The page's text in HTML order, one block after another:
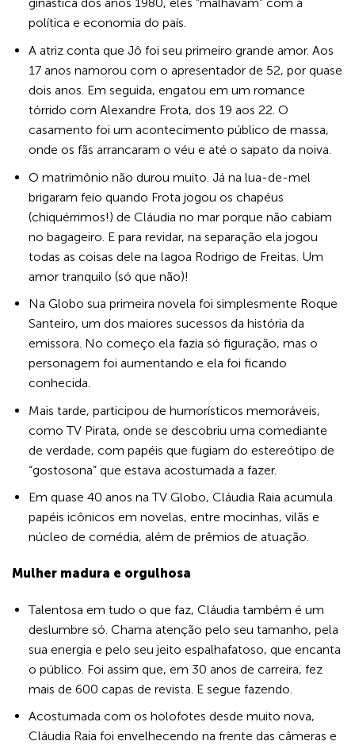
ginástica dos anos 1980, eles “malhavam” com a
política e economia do país.
A atriz conta que Jô foi seu primeiro grande amor. Aos
17 anos namorou com o apresentador de 52, por quase
dois anos. Em seguida, engatou em um romance
tórrido com Alexandre Frota, dos 19 aos 22. O
casamento foi um acontecimento público de massa,
onde os fãs arrancaram o véu e até o sapato da noiva.
O matrimônio não durou muito. Já na lua-de-mel
brigaram feio quando Frota jogou os chapéus
(chiquérrimos!) de Cláudia no mar porque não cabiam
no bagageiro. E para revidar, na separação ela jogou
todas as coisas dele na lagoa Rodrigo de Freitas. Um
amor tranquilo (só que não)!
Na Globo sua primeira novela foi simplesmente Roque
Santeiro, um dos maiores sucessos da história da
emissora. No começo ela fazia só figuração, mas o
personagem foi aumentando e ela foi ficando
conhecida.
Mais tarde, participou de humorísticos memoráveis,
como TV Pirata, onde se descobriu uma comediante
de verdade, com papéis que fugiam do estereótipo de
“gostosona” que estava acostumada a fazer.
Em quase 40 anos na TV Globo, Cláudia Raia acumula
papéis icônicos em novelas, entre mocinhas, vilãs e
núcleo de comédia, além de prêmios de atuação.
Mulher madura e orgulhosa
Talentosa em tudo o que faz, Cláudia também é um
deslumbre só. Chama atenção pelo seu tamanho, pela
sua energia e pelo seu jeito espalhafatoso, que encanta
o público. Foi assim que, em 30 anos de carreira, fez
mais de 600 capas de revista. E segue fazendo.
Acostumada com os holofotes desde muito nova,
Cláudia Raia foi envelhecendo na frente das câmeras e